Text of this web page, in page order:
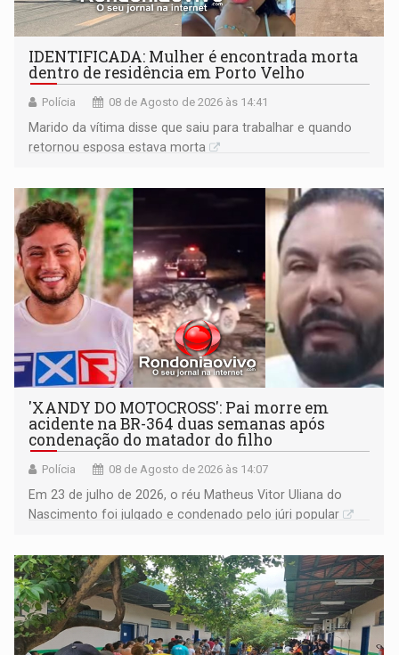
IDENTIFICADA: Mulher é encontrada morta
dentro de residência em Porto Velho
Polícia 08 de Agosto de 2026 às 14:41
Marido da vítima disse que saiu para trabalhar e quando
retornou esposa estava morta
'XANDY DO MOTOCROSS': Pai morre em
acidente na BR-364 duas semanas após
condenação do matador do filho
Polícia 08 de Agosto de 2026 às 14:07
Em 23 de julho de 2026, o réu Matheus Vitor Uliana do
Nascimento foi julgado e condenado pelo júri popular